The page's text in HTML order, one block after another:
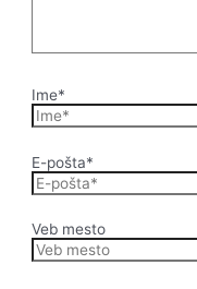
Ime*
E-pošta*
Veb mesto